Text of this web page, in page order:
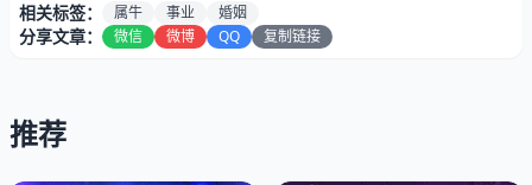
相关标签： 属牛 事业 婚姻
分享文章： 微信 微博 QQ 复制链接
推荐